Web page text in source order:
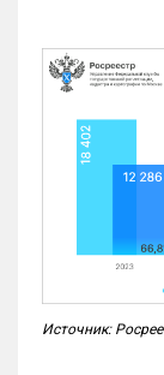
Источник: